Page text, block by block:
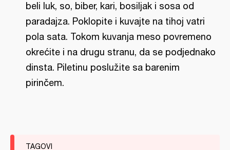
beli luk, so, biber, kari, bosiljak i sosa od
paradajza. Poklopite i kuvajte na tihoj vatri
pola sata. Tokom kuvanja meso povremeno
okrećite i na drugu stranu, da se podjednako
dinsta. Piletinu poslužite sa barenim
pirinčem.
TAGOVI